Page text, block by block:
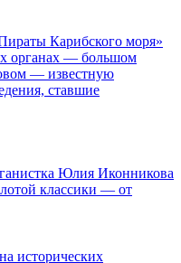
Карибского моря»
органах — большом
— известную
ставшие
Юлия Иконникова
классики — от
исторических